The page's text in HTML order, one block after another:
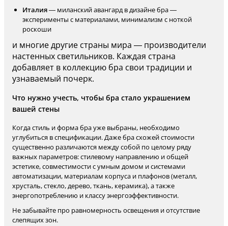
Италия— миланский авангард в дизайне бра —
эксперименты с материалами, минимализм с ноткой
роскоши
и многие другие страны мира — производители
настенных светильников. Каждая страна
добавляет в коллекцию бра свои традиции и
узнаваемый почерк.
Что нужно учесть, чтобы бра стало украшением
вашей стены
Когда стиль и форма бра уже выбраны, необходимо
углубиться в спецификации. Даже бра схожей стоимости
существенно различаются между собой по целому ряду
важных параметров: стилевому направлению и общей
эстетике, совместимости с умным домом и системами
автоматизации, материалам корпуса и плафонов (металл,
хрусталь, стекло, дерево, ткань, керамика), а также
энергопотреблению и классу энергоэффективности.
Не забывайте про равномерность освещения и отсутствие
слепящих зон.